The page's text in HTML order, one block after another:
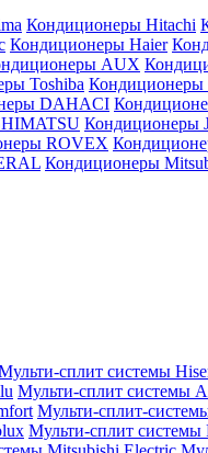
Кондиционеры Hitachi
Кондиционеры Haier
AUX
Toshiba Кондиционеры
DAHACI
Кондиционеры
ROVEX
Кондиционеры
сплит системы
Мульти-сплит системы
Мульти-сплит-
Мульти-сплит системы